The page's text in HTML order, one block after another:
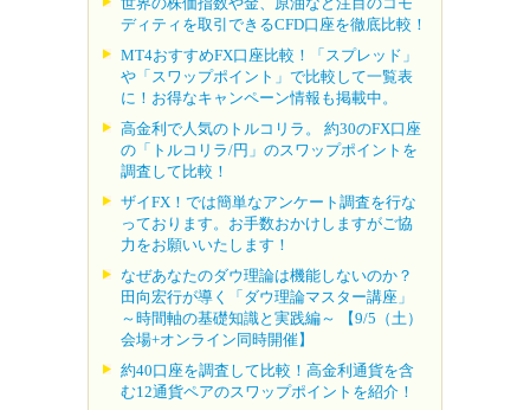
ディティを取引できるCFD口座を徹底比較！
MT4おすすめFX口座比較！「スプレッド」
や「スワップポイント」で比較して一覧表
に！お得なキャンペーン情報も掲載中。
高金利で人気のトルコリラ。 約30のFX口座
の「トルコリラ/円」のスワップポイントを
調査して比較！
ザイFX！では簡単なアンケート調査を行な
っております。お手数おかけしますがご協
力をお願いいたします！
なぜあなたのダウ理論は機能しないのか？
田向宏行が導く「ダウ理論マスター講座」
～時間軸の基礎知識と実践編～ 【9/5（土）
会場+オンライン同時開催】
約40口座を調査して比較！高金利通貨を含
む12通貨ペアのスワップポイントを紹介！